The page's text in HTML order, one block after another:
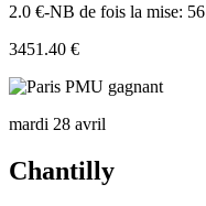
2.0 €-NB de fois la mise: 56
3451.40 €
mardi 28 avril
Chantilly